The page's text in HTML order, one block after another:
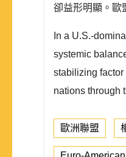
卻益形明顯。歐
In a U.S.-
systemic
stabilizing
nations through
歐洲聯盟